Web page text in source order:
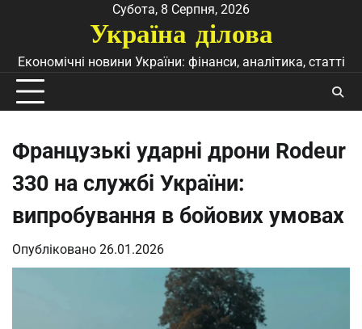
Субота, 8 Серпня, 2026
Україна ділова
Економічні новини України: фінанси, аналітика, статті
Французькі ударні дрони Rodeur
330 на службі України:
випробування в бойових умовах
Опубліковано 26.01.2026